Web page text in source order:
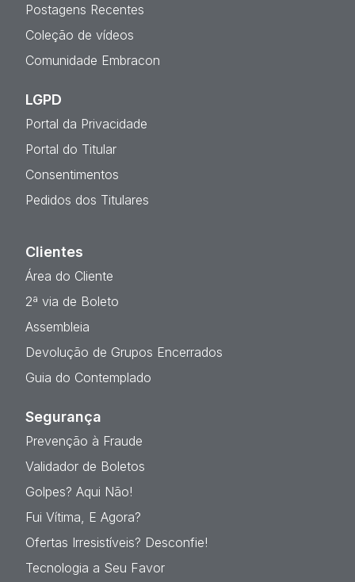
Postagens Recentes
Coleção de vídeos
Comunidade Embracon
LGPD
Portal da Privacidade
Portal do Titular
Consentimentos
Pedidos dos Titulares
Clientes
Área do Cliente
2ª via de Boleto
Assembleia
Devolução de Grupos Encerrados
Guia do Contemplado
Segurança
Prevenção à Fraude
Validador de Boletos
Golpes? Aqui Não!
Fui Vítima, E Agora?
Ofertas Irresistíveis? Desconfie!
Tecnologia a Seu Favor